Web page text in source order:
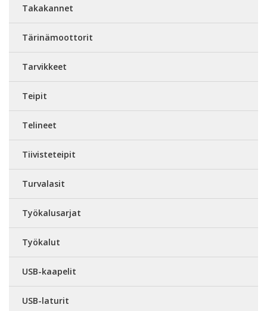
Takakannet
Tärinämoottorit
Tarvikkeet
Teipit
Telineet
Tiivisteteipit
Turvalasit
Työkalusarjat
Työkalut
USB-kaapelit
USB-laturit